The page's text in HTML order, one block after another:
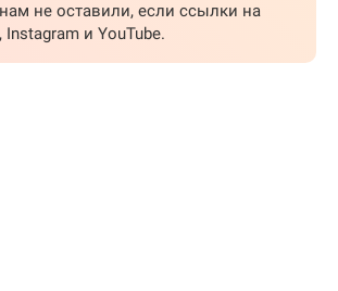
не оставили, если ссылки на
Instagram и YouTube.